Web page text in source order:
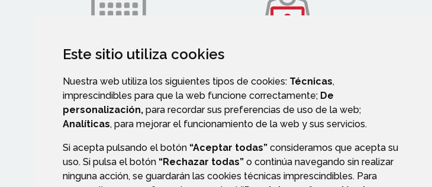
Este sitio utiliza cookies
Nuestra web utiliza los siguientes tipos de cookies: Técnicas,
imprescindibles para que la web funcione correctamente; De
personalización, para recordar sus preferencias de uso de la web;
Analíticas, para mejorar el funcionamiento de la web y sus servicios.
Si acepta pulsando el botón “Aceptar todas” consideramos que acepta su
uso. Si pulsa el botón “Rechazar todas” o continúa navegando sin realizar
ninguna acción, se guardarán las cookies técnicas imprescindibles. Para
AGENDA